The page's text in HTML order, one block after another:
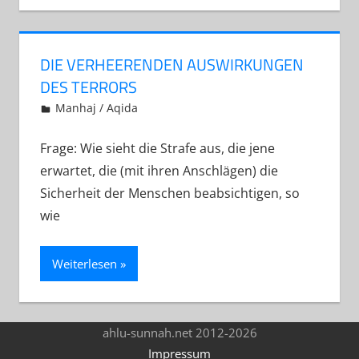
DIE VERHEERENDEN AUSWIRKUNGEN
DES TERRORS
13. Januar 2013
Abu Yakin Al-Athari
Manhaj / Aqida
Frage: Wie sieht die Strafe aus, die jene
erwartet, die (mit ihren Anschlägen) die
Sicherheit der Menschen beabsichtigen, so
wie
Weiterlesen
ahlu-sunnah.net 2012-2026
Impressum